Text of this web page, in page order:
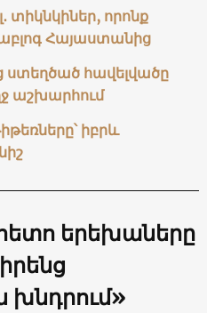
տիկնկիներ, որոնք
Հայաստանից
ստեղծած հավելվածը
աշխարհում
իբրև
երեխաները
խնդրում»